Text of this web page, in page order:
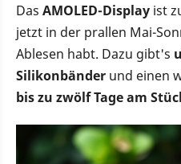
Das AMOLED-Display ist
jetzt in der prallen Mai-
Ablesen habt. Dazu gibt's
Silikonbänder und einen
bis zu zwölf Tage am